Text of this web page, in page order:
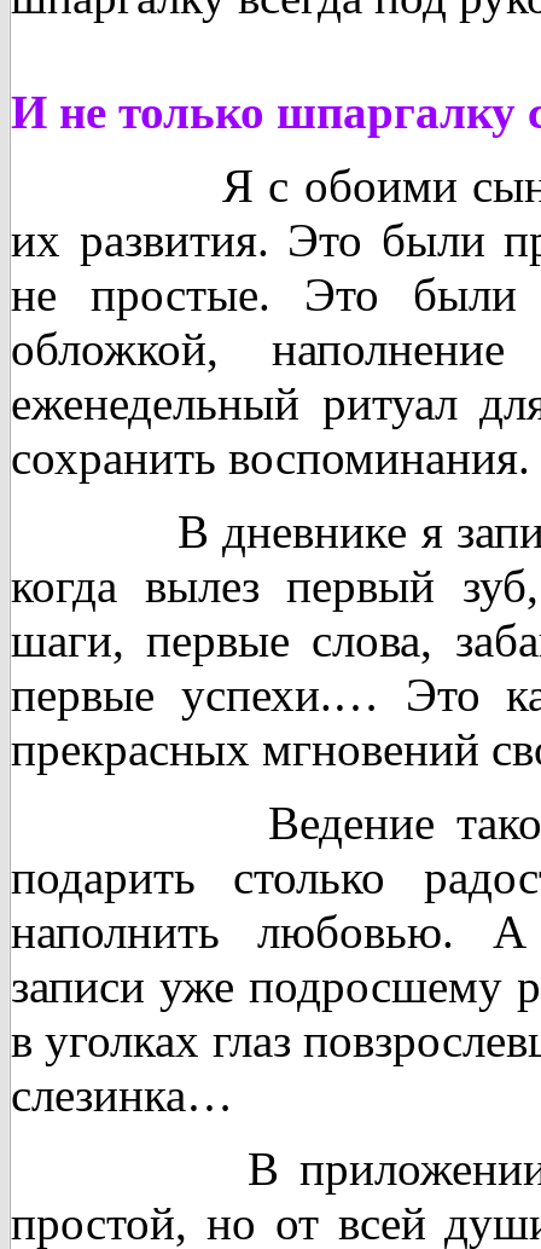
И не только
Я с обоими
их развития. Это были
не простые. Это были
обложкой,
еженедельный ритуал
сохранить воспоминания.
В дневнике я
когда вылез первый
шаги, первые слова,
первые успехи.… Это
прекрасных мгновений
Ведение такого
подарить столько
наполнить любовью. А
записи уже подросшему
в уголках глаз
слезинка…
В приложении к
простой, но от всей